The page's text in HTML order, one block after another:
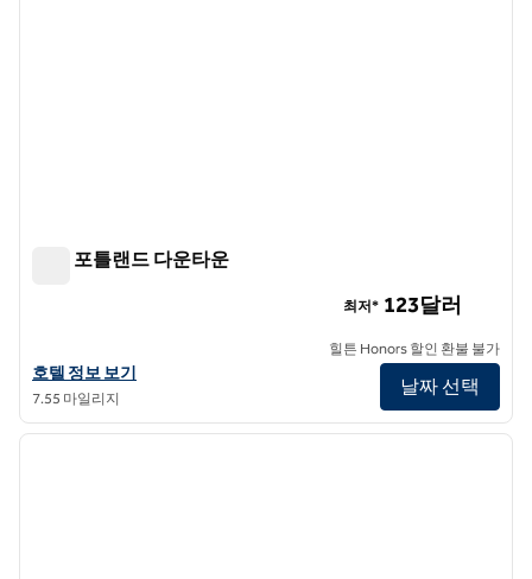
힐튼 포틀랜드 다운타운
힐튼 포틀랜드 다운타운의 호텔 정보 보기
호텔 정보 보기
7.55 마일리지
최저* 123달러
힐튼 Honors 할인 환불 불가
날짜 선택
1/12
1/12
다음